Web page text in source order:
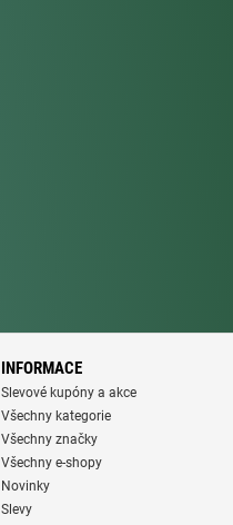
INFORMACE
Slevové kupóny a akce
Všechny kategorie
Všechny značky
Všechny e-shopy
Novinky
Slevy